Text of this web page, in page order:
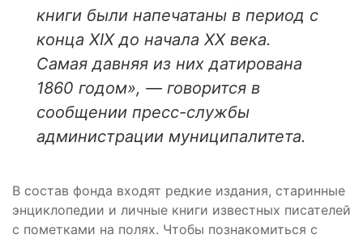
книги были напечатаны в период с
конца XIX до начала XX века.
Самая давняя из них датирована
1860 годом», — говорится в
сообщении пресс-службы
администрации муниципалитета.
В состав фонда входят редкие издания, старинные
энциклопедии и личные книги известных писателей
с пометками на полях. Чтобы познакомиться с